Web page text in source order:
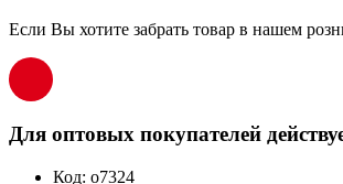
Если Вы хотите забрать товар в нашем
Для оптовых покупателей
Код: о7324